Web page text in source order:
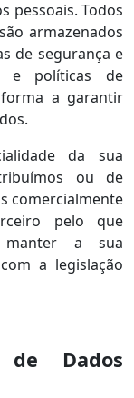
pessoais. Todos
armazenados
de segurança e
e políticas de
a garantir
da sua
ou de
comercialmente
pelo que
manter a sua
a legislação
Dados